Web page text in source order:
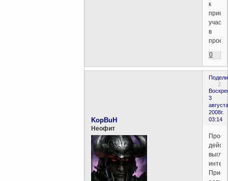
к
в
0
2
3
2008г.
03:14
KopBuH
Неофит